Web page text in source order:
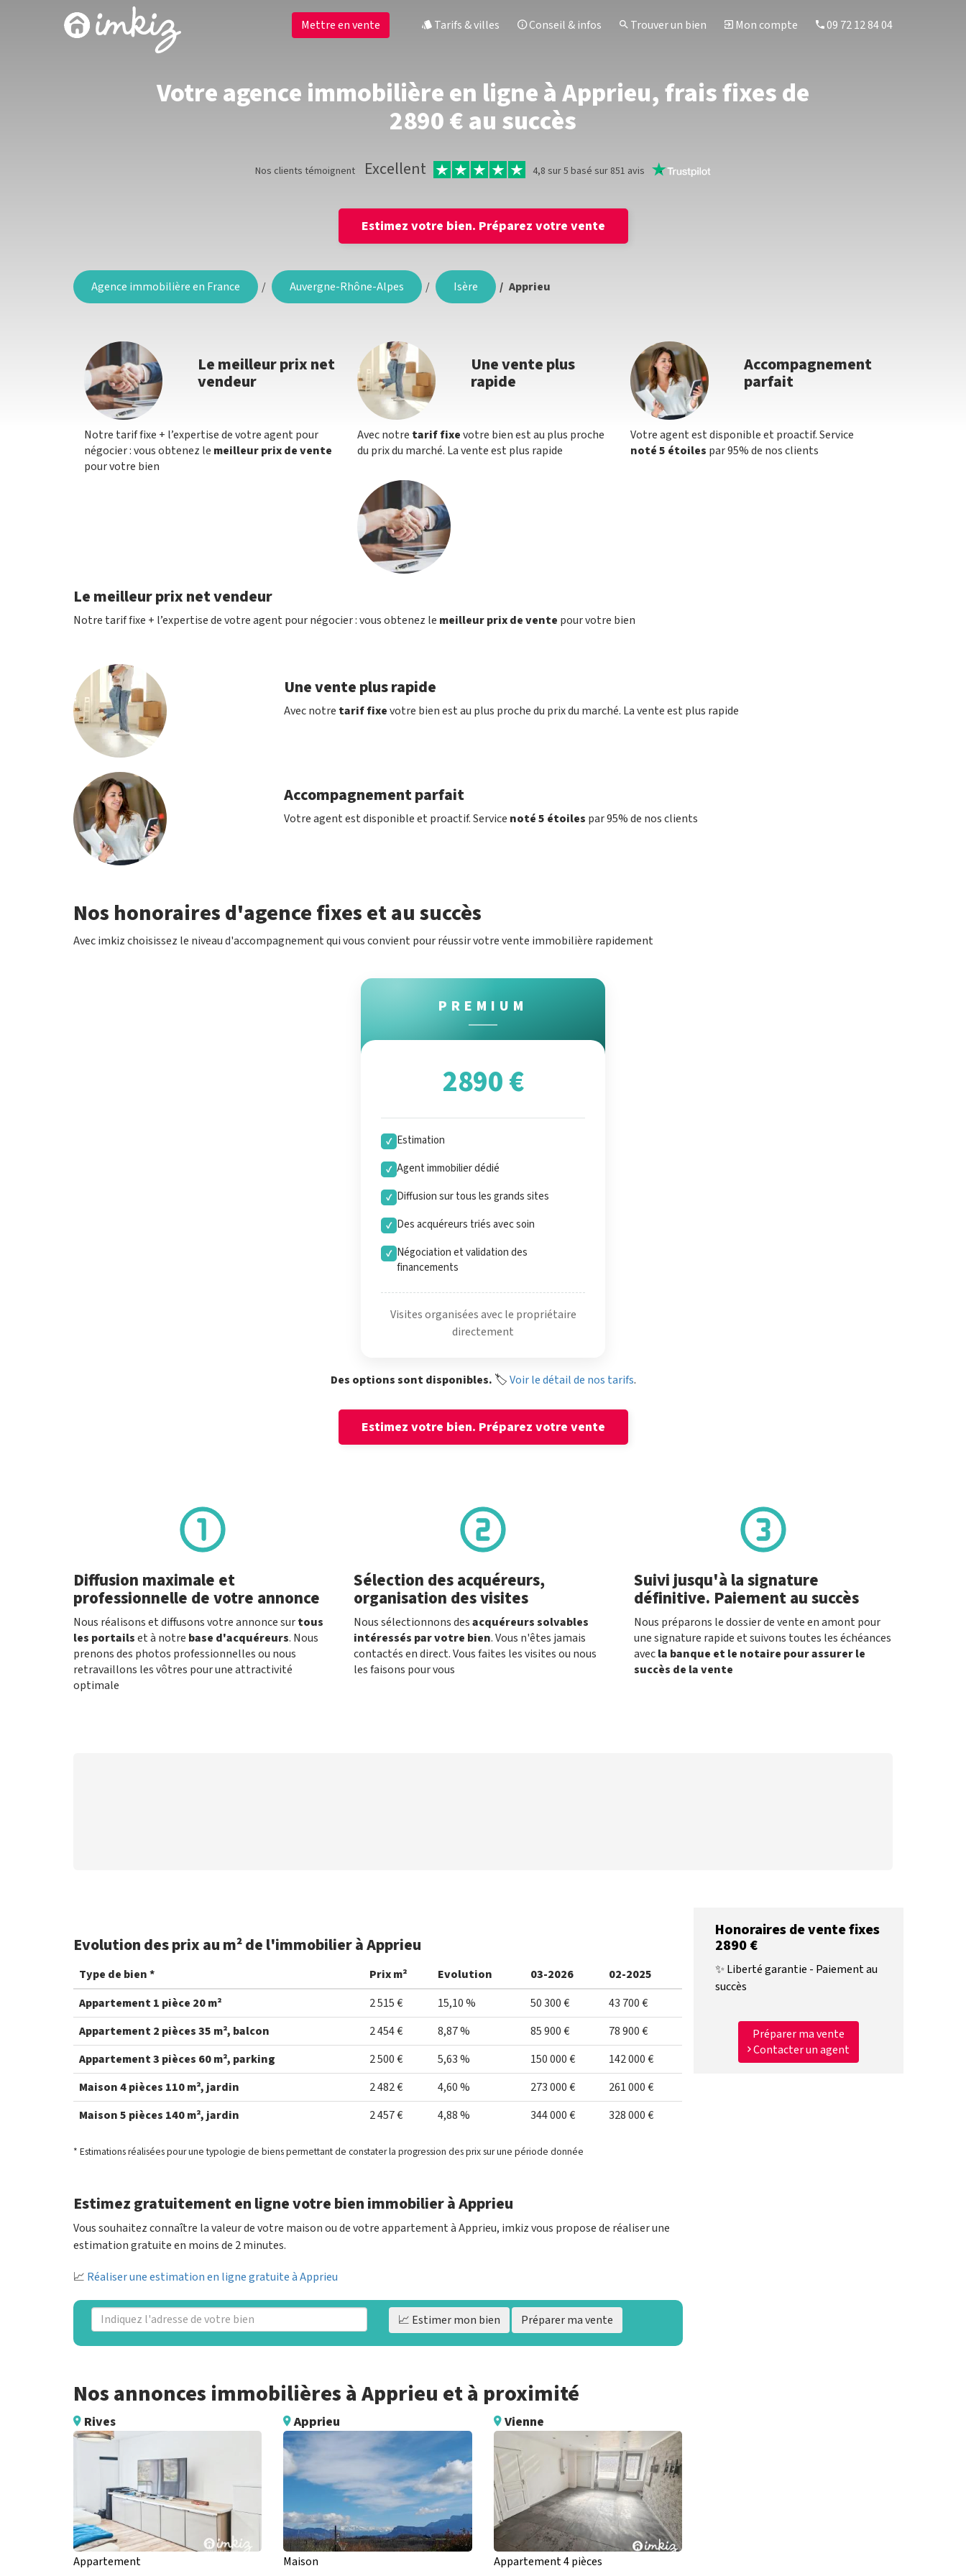
Mettre en vente Tarifs & villes Conseil & infos Trouver un bien Mon compte 09 72 12 84 04
Votre agence immobilière en ligne à Apprieu, frais fixes de
2890 € au succès
Nos clients témoignent Excellent 4,8 sur 5 basé sur 851 avis
Estimez votre bien. Préparez votre vente
Agence immobilière en France Auvergne-Rhône-Alpes Isère Apprieu
Le meilleur prix net
vendeur
Notre tarif fixe + l’expertise de votre agent pour
négocier : vous obtenez le meilleur prix de vente
pour votre bien
Une vente plus
rapide
Avec notre tarif fixevotre bien est au plus proche
du prix du marché. La vente est plus rapide
Accompagnement
parfait
Votre agent est disponible et proactif. Service
noté 5 étoiles par 95% de nos clients
Le meilleur prix net vendeur
Notre tarif fixe + l’expertise de votre agent pour négocier : vous obtenez le meilleur prix de vente pour votre bien
Une vente plus rapide
Avec notre tarif fixevotre bien est au plus proche du prix du marché. La vente est plus rapide
Accompagnement parfait
Votre agent est disponible et proactif. Service noté 5 étoiles par 95% de nos clients
Nos honoraires d'agence fixes et au succès
Avec imkiz choisissez le niveau d'accompagnement qui vous convient pour réussir votre vente immobilière rapidement
PREMIUM
2890 €
✓ Estimation
✓ Agent immobilier dédié
✓ Diffusion sur tous les grands sites
✓ Des acquéreurs triés avec soin
✓ Négociation et validation des
financements
Visites organisées avec le propriétaire
directement
Des options sont disponibles. 🏷️Voir le détail de nos tarifs.
Estimez votre bien. Préparez votre vente
Diffusion maximale et
professionnelle de votre annonce
Nous réalisons et diffusons votre annonce surtous
les portailset à notre base d'acquéreurs. Nous
prenons des photos professionnelles ou nous
retravaillons les vôtres pour une attractivité
optimale
Sélection des acquéreurs,
organisation des visites
Nous sélectionnons desacquéreurs solvables
intéressés par votre bien. Vous n'êtes jamais
contactés en direct. Vous faites les visites ou nous
les faisons pour vous
Suivi jusqu'à la signature
définitive. Paiement au succès
Nous préparons le dossier de vente en amont pour
une signature rapide et suivons toutes les échéances
avecla banque et le notaire pour assurer le
succès de la vente
Evolution des prix au m² de l'immobilier à Apprieu
Type de bien * Prix m² Evolution 03-2026
02-2025
Appartement 1 pièce 20 m²
2 515 € 15,10 % 50 300 €
43 700 €
Appartement 2 pièces 35 m², balcon
2 454 € 8,87 % 85 900 €
78 900 €
Appartement 3 pièces 60 m², parking
2 500 € 5,63 % 150 000 €
142 000 €
Maison 4 pièces 110 m², jardin
2 482 € 4,60 % 273 000 €
261 000 €
Maison 5 pièces 140 m², jardin
2 457 € 4,88 % 344 000 € 328 000 €
* Estimations réalisées pour une typologie de biens permettant de constater la progression des prix sur une période donnée
Estimez gratuitement en ligne votre bien immobilier à Apprieu
Vous souhaitez connaître la valeur de votre maison ou de votre appartement à Apprieu, imkiz vous propose de réaliser une
estimation gratuite en moins de 2 minutes.
📈 Réaliser une estimation en ligne gratuite à Apprieu
📈 Estimermon bien Préparer ma vente
Nos annonces immobilières à Apprieu et à proximité
Rives
Appartement
Apprieu
Maison
Vienne
Appartement 4 pièces
Honoraires de vente fixes
2890 €
✨ Liberté garantie - Paiement au
succès
Préparer ma vente
Contacter un agent